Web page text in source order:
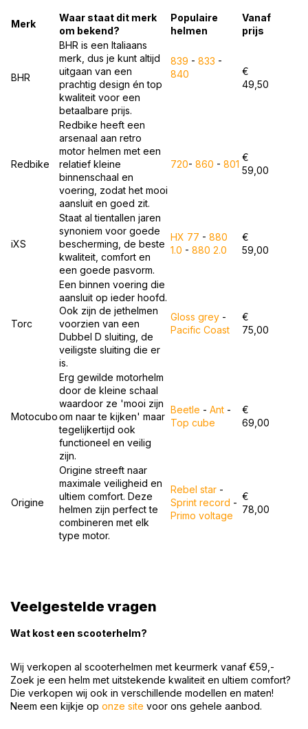
Merk
Waar staat dit merk
om bekend?
Populaire
helmen
Vanaf
prijs
BHR
BHR is een Italiaans
merk, dus je kunt altijd
uitgaan van een
prachtig design én top
kwaliteit voor een
betaalbare prijs.
839 - 833 -
840
€
49,50
Redbike
Redbike heeft een
arsenaal aan retro
motor helmen met een
relatief kleine
binnenschaal en
voering, zodat het mooi
aansluit en goed zit.
720- 860 - 801
€
59,00
iXS
Staat al tientallen jaren
synoniem voor goede
bescherming, de beste
kwaliteit, comfort en
een goede pasvorm.
HX 77 - 880
1.0 - 880 2.0
€
59,00
Torc
Een binnen voering die
aansluit op ieder hoofd.
Ook zijn de jethelmen
voorzien van een
Dubbel D sluiting, de
veiligste sluiting die er
is.
Gloss grey -
Pacific Coast
€
75,00
Motocubo
Erg gewilde motorhelm
door de kleine schaal
waardoor ze 'mooi zijn
om naar te kijken' maar
tegelijkertijd ook
functioneel en veilig
zijn.
Beetle - Ant -
Top cube
€
69,00
Origine
Origine streeft naar
maximale veiligheid en
ultiem comfort. Deze
helmen zijn perfect te
combineren met elk
type motor.
Rebel star -
Sprint record -
Primo voltage
€
78,00
Veelgestelde vragen
Wat kost een scooterhelm?
Wij verkopen al scooterhelmen met keurmerk vanaf €59,-
Zoek je een helm met uitstekende kwaliteit en ultiem comfort?
Die verkopen wij ook in verschillende modellen en maten!
Neem een kijkje op onze site voor ons gehele aanbod.